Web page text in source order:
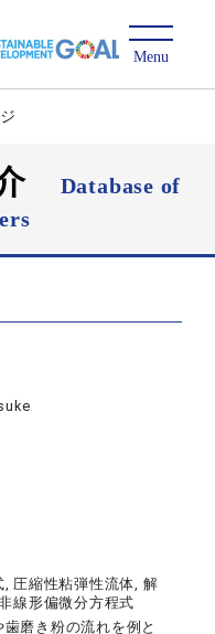
Database of
, 圧縮性粘弾性流体, 解
線形偏微分方程式
磨き粉の流れを例と